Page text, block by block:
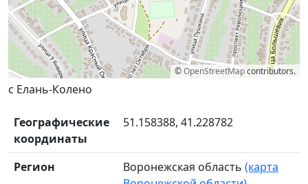
©OpenStreetMapcontributors.
с Елань-Колено
Географические
координаты
51.158388, 41.228782
Регион Воронежская область (карта